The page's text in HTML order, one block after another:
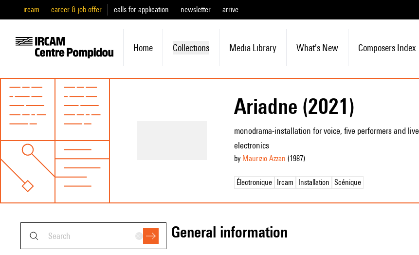
ircam career & job offer calls for application newsletter arrive
Home Collections Media Library What's New Composers Index
Ariadne (2021)
monodrama-installation for voice, five performers and live
electronics
by Maurizio Azzan (1987)
Électronique Ircam Installation Scénique
general information